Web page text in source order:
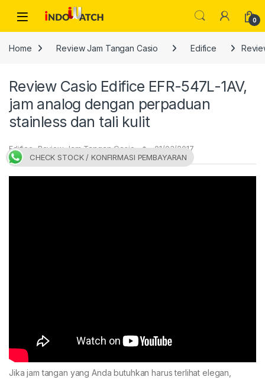
Open 0
Home Review Jam Tangan Casio Edifice
Review Casio Edifice EFR-547L-1AV,
jam analog dengan perpaduan
stainless dan tali kulit
Edifice,Review Jam Tangan Casio 01/03/2017
Jika jam tangan yang Anda butuhkan harus terlihat elegan,
CHECK STOCK / KONFIRMASI PEMBAYARAN